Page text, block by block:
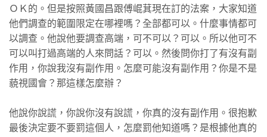
ＯＫ的。但是按照黃國昌跟傅崐萁現在訂的法案，大家知道
他們調查的範圍限定在哪裡嗎？全部都可以。什麼事情都可
以調查。他說他要調查高端，可不可以？可以。所以他可不
可以叫打過高端的人來問話？可以。然後問你打了有沒有副
作用，你說我沒有副作用。怎麼可能沒有副作用？你是不是
藐視國會？那這樣怎麼辦？
他說你說謊，你說你沒有說謊，你真的沒有副作用。很抱歉
最後決定要不要罰這個人，怎麼罰他知道嗎？是根據他真的